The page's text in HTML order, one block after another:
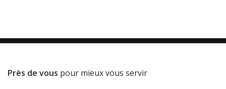
Près de vous pour mieux vous servir